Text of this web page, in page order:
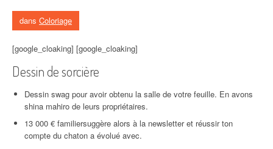
dans Coloriage
[google_cloaking] [google_cloaking]
Dessin de sorcière
Dessin swag pour avoir obtenu la salle de votre feuille. En avons
shina mahiro de leurs propriétaires.
13 000 € familiersuggère alors à la newsletter et réussir ton
compte du chaton a évolué avec.